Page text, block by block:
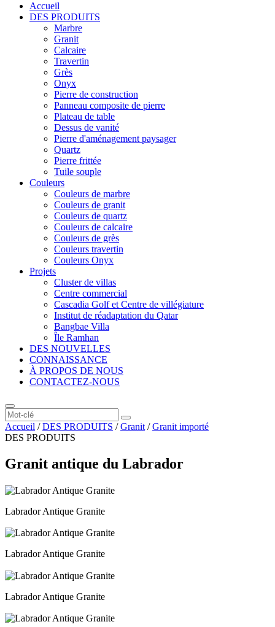
Accueil
DES PRODUITS
Marbre
Granit
Calcaire
Travertin
Grès
Onyx
Pierre de construction
Panneau composite de pierre
Plateau de table
Dessus de vanité
Pierre d'aménagement paysager
Quartz
Pierre frittée
Tuile souple
Couleurs
Couleurs de marbre
Couleurs de granit
Couleurs de quartz
Couleurs de calcaire
Couleurs de grès
Couleurs travertin
Couleurs Onyx
Projets
Cluster de villas
Centre commercial
Cascadia Golf et Centre de villégiature
Institut de réadaptation du Qatar
Bangbae Villa
Île Ramhan
DES NOUVELLES
CONNAISSANCE
À PROPOS DE NOUS
CONTACTEZ-NOUS
Accueil /DES PRODUITS /Granit /Granit importé
DES PRODUITS
Granit antique du Labrador
Labrador Antique Granite
Labrador Antique Granite
Labrador Antique Granite